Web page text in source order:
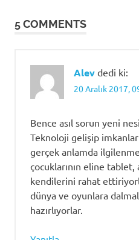
5 COMMENTS
Alev dedi ki:
20 Aralık 2017,
Bence asıl sorun yeni
Teknoloji gelişip imkanlar
gerçek anlamda
çocuklarının eline tablet,
kendilerini rahat
dünya ve oyunlara
hazırlıyorlar.